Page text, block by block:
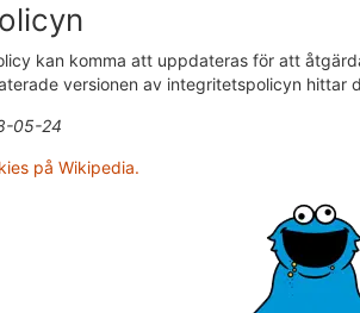
kan komma att uppdateras för att
versionen av integritetspolicyn hittar
05-24
på Wikipedia.